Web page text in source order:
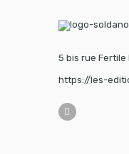
5 bis rue Fertile
https://les-